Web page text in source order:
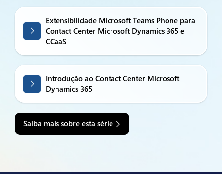
Extensibilidade Microsoft Teams Phone para
Contact Center Microsoft Dynamics 365 e
CCaaS
Introdução ao Contact Center Microsoft
Dynamics 365
Saiba mais sobre esta série